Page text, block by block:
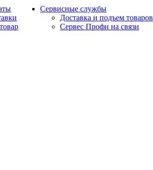
Сервисные службы
Доставка и подъем товаров
Сервес Профи на связи